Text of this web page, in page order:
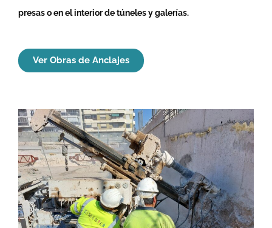
presas o en el interior de túneles y galerías.
Ver Obras de Anclajes